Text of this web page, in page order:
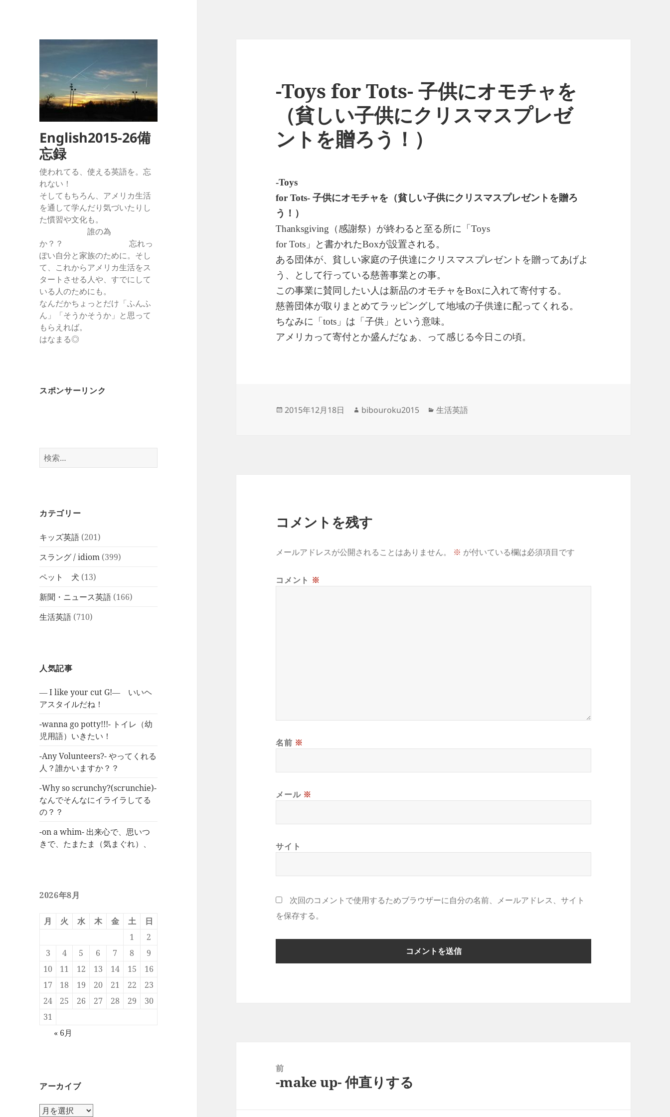
English2015-26備
忘録
使われてる、使える英語を。忘
れない！
そしてもちろん、アメリカ生活
を通して学んだり気づいたりし
た慣習や文化も。
誰の為
か？？ 忘れっ
ぽい自分と家族のために。そし
て、これからアメリカ生活をス
タートさせる人や、すでにして
いる人のためにも。
なんだかちょっとだけ「ふんふ
ん」「そうかそうか」と思って
もらえれば。
はなまる◎
スポンサーリンク
検
索:
カテゴリー
キッズ英語 (201)
スラング / idiom (399)
ペット 犬 (13)
新聞・ニュース英語 (166)
生活英語 (710)
人気記事
― I like your cut G!― いいヘ
アスタイルだね！
-wanna go potty!!!- トイレ（幼
児用語）いきたい！
-Any Volunteers?- やってくれる
人？誰かいますか？？
-Why so scrunchy?(scrunchie)-
なんでそんなにイライラしてる
の？？
-on a whim- 出来心で、思いつ
きで、たまたま（気まぐれ）、
2026年8月
月 火 水 木 金 土
日
1
2
3
4 5 6 7 8
9
10
11 12 13 14 15
16
17
18 19 20 21 22
23
24
25 26 27 28 29
30
31
« 6月
アーカイブ
ア
-Toys for Tots- 子供にオモチャを
（貧しい子供にクリスマスプレゼ
ントを贈ろう！）
-Toys
for Tots-子供にオモチャを（貧しい子供にクリスマスプレゼントを贈ろ
う！）
Thanksgiving （感謝祭）が終わると至る所に「Toys
for Tots 」と書かれたBoxが設置される。
ある団体が、貧しい家庭の子供達にクリスマスプレゼントを贈ってあげよ
う、として行っている慈善事業との事。
この事業に賛同したい人は新品のオモチャをBoxに入れて寄付する。
慈善団体が取りまとめてラッピングして地域の子供達に配ってくれる。
ちなみに「tots 」は「子供」という意味。
アメリカって寄付とか盛んだなぁ、って感じる今日この頃。
投
2015年12月18日
作
bibouroku2015
カ
生活英語
コメントを残す
メールアドレスが公開されることはありません。 ※ が付いている欄は必須項目です
コメント ※
名前 ※
メール ※
サイト
次回のコメントで使用するためブラウザーに自分の名前、メールアドレス、サイト
を保存する。
前
前
-make up- 仲直りする